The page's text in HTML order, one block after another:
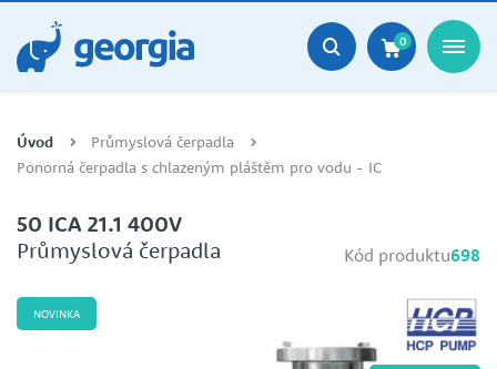
0
Úvod
Průmyslová čerpadla
Ponorná čerpadla s chlazeným pláštěm pro vodu - IC
50 ICA 21.1 400V
Průmyslová čerpadla
Kód produktu698
NOVINKA